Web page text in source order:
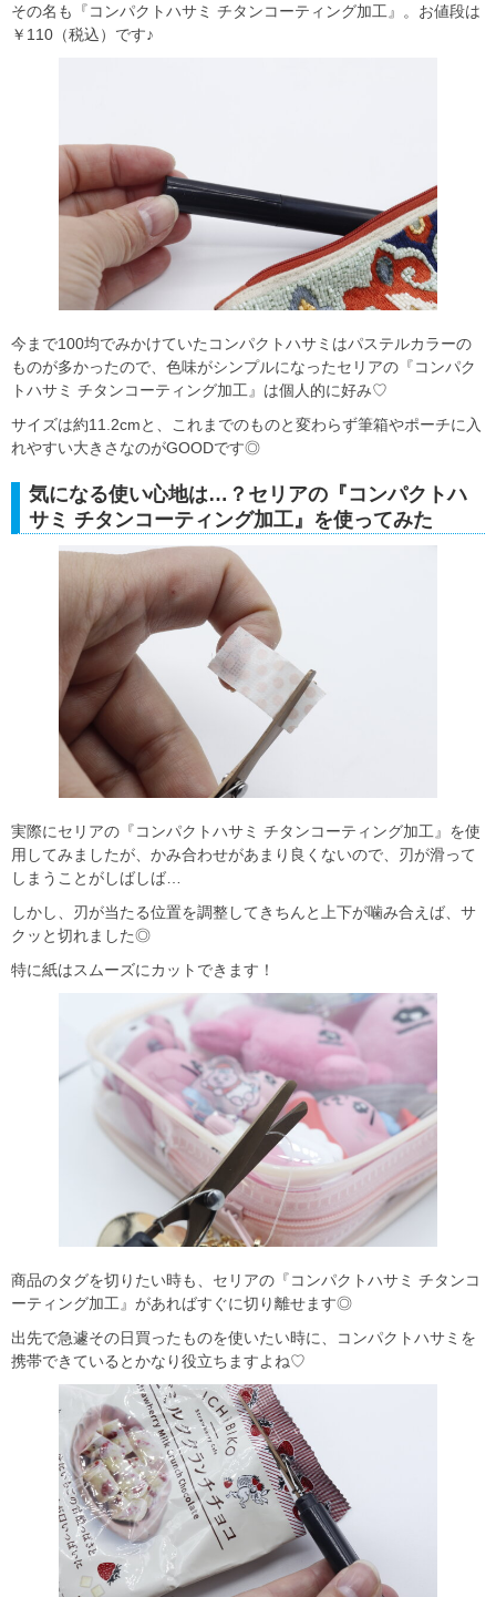
その名も『コンパクトハサミ チタンコーティング加工』。お値段は
￥110（税込）です♪
今まで100均でみかけていたコンパクトハサミはパステルカラーの
ものが多かったので、色味がシンプルになったセリアの『コンパク
トハサミ チタンコーティング加工』は個人的に好み♡
サイズは約11.2cmと、これまでのものと変わらず筆箱やポーチに入
れやすい大きさなのがGOODです◎
気になる使い心地は…？セリアの『コンパクトハ
サミ チタンコーティング加工』を使ってみた
実際にセリアの『コンパクトハサミ チタンコーティング加工』を使
用してみましたが、かみ合わせがあまり良くないので、刃が滑って
しまうことがしばしば…
しかし、刃が当たる位置を調整してきちんと上下が噛み合えば、サ
クッと切れました◎
特に紙はスムーズにカットできます！
商品のタグを切りたい時も、セリアの『コンパクトハサミ チタンコ
ーティング加工』があればすぐに切り離せます◎
出先で急遽その日買ったものを使いたい時に、コンパクトハサミを
携帯できているとかなり役立ちますよね♡